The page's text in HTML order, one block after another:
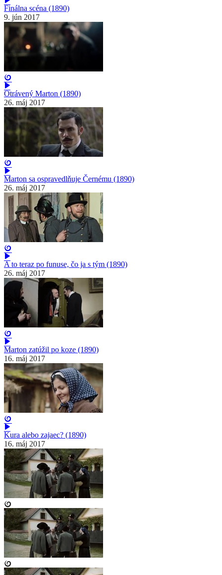
Finálna scéna (1890)
9. jún 2017
Otrávený Marton (1890)
26. máj 2017
Marton sa ospravedlňuje Černému (1890)
26. máj 2017
A to teraz po funuse, čo ja s tým (1890)
26. máj 2017
Marton zatúžil po koze (1890)
16. máj 2017
Kura alebo zajaec? (1890)
16. máj 2017